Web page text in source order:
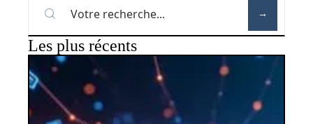
Les plus récents